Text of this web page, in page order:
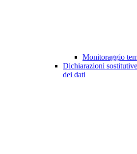
Monitoraggio
Dichiarazioni
dei dati